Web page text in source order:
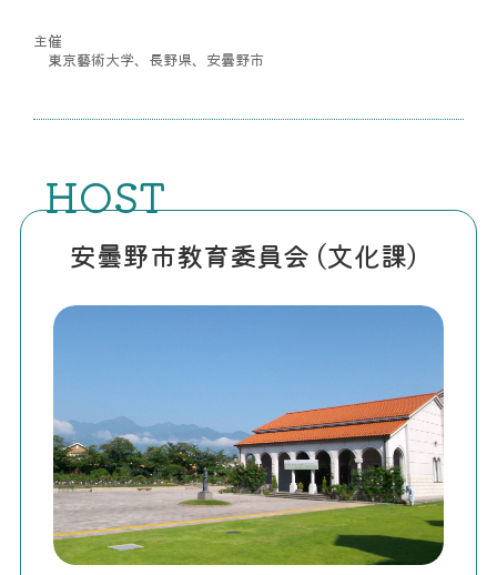
主催
東京藝術大学、長野県、安曇野市
HOST
安曇野市教育委員会 (文化課)